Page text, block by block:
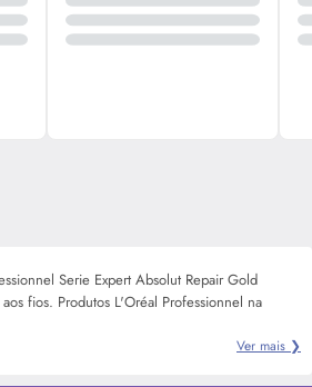
Serie Expert Absolut Repair Gold
fios. Produtos L'Oréal Professionnel na
Ver mais ❯